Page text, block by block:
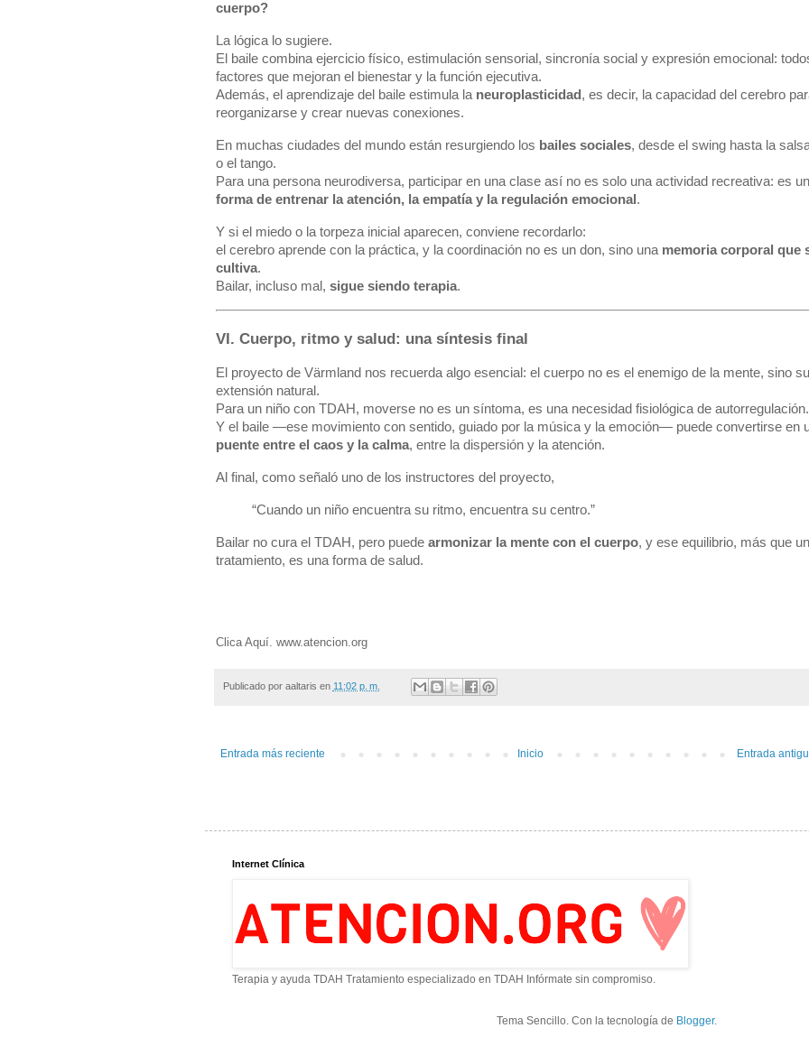
cuerpo?
La lógica lo sugiere.
El baile combina ejercicio físico, estimulación sensorial, sincronía social y expresión emocional:
factores que mejoran el bienestar y la función ejecutiva.
Además, el aprendizaje del baile estimula la neuroplasticidad , es decir, la capacidad del cerebro
reorganizarse y crear nuevas conexiones.
En muchas ciudades del mundo están resurgiendo los bailes sociales, desde el swing hasta la
o el tango.
Para una persona neurodiversa, participar en una clase así no es solo una actividad recreativa: es
forma de entrenar la atención, la empatía y la regulación emocional .
Y si el miedo o la torpeza inicial aparecen, conviene recordarlo:
el cerebro aprende con la práctica, y la coordinación no es un don, sino una memoria corporal que
cultiva.
Bailar, incluso mal, sigue siendo terapia.
VI. Cuerpo, ritmo y salud: una síntesis final
El proyecto de Värmland nos recuerda algo esencial: el cuerpo no es el enemigo de la mente, sino su
extensión natural.
Para un niño con TDAH, moverse no es un síntoma, es una necesidad fisiológica de autorregulación.
Y el baile —ese movimiento con sentido, guiado por la música y la emoción— puede convertirse en
puente entre el caos y la calma, entre la dispersión y la atención.
Al final, como señaló uno de los instructores del proyecto,
“Cuando un niño encuentra su ritmo, encuentra su centro.”
Bailar no cura el TDAH, pero puede armonizar la mente con el cuerpo, y ese equilibrio, más que un
tratamiento, es una forma de salud.
Clica Aquí. www.atencion.org
Publicado por aaltaris en 11:02 p. m.
Entrada más reciente Entrada
Inicio
Internet Clínica
Terapia y ayuda TDAH Tratamiento especializado en TDAH Infórmate sin compromiso.
Tema Sencillo. Con la tecnología de Blogger.